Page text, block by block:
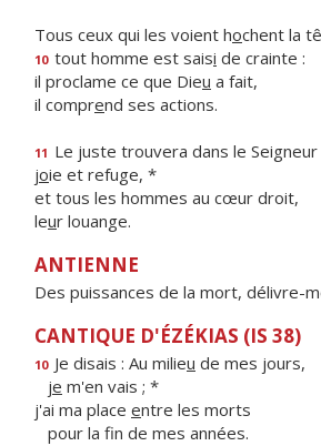
Tous ceux qui les voient hochent la
10 tout homme est saisi de crainte :
il proclame ce que Dieu a fait,
il comprend ses actions.
11 Le juste trouvera dans le Seigneur
joie et refuge, *
et tous les hommes au cœur droit,
leur louange.
ANTIENNE
Des puissances de la mort, délivre-
CANTIQUE D'ÉZÉKIAS (IS 38)
10 Je disais : Au milieu de mes jours,
je m'en vais ; *
j'ai ma place entre les morts
pour la fn de mes années.